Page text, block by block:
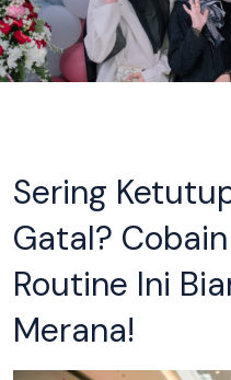
Sering
Gatal?
Routine Ini
Merana!